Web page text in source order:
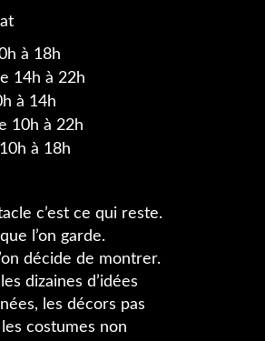
à 18h
14h à 22h
à 14h
10h à 22h
à 18h
c’est ce qui reste.
l’on garde.
décide de montrer.
dizaines d’idées
les décors pas
costumes non